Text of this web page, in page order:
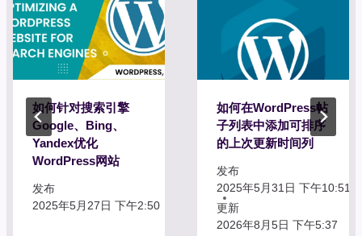
如何针对搜索引擎
Google、Bing、
Yandex优化
WordPress网站
发布
2025年5月27日 下午2:50
如何在WordPress帖
子列表中添加可排序
的上次更新时间列
发布
2025年5月31日 下午10:51
更新
2026年8月5日 下午5:37